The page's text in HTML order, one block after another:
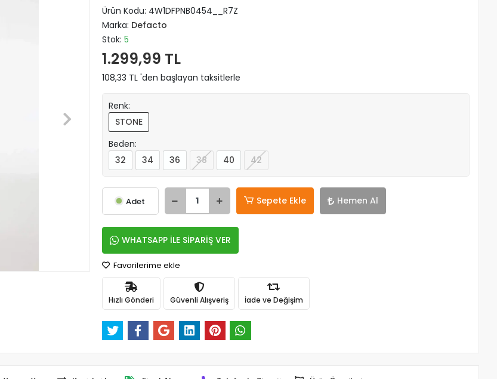
Ürün Kodu: 4W1DFPNB0454__R7Z
Marka: Defacto
Stok: 5
1.299,99 TL
108,33 TL 'den başlayan taksitlerle
Renk:
STONE
Beden:
32
34 36 38 40 42
Adet Sepete Ekle Hemen Al
WHATSAPP İLE SİPARİŞ VER
Favorilerime ekle
Hızlı Gönderi Güvenli Alışveriş İade ve Değişim